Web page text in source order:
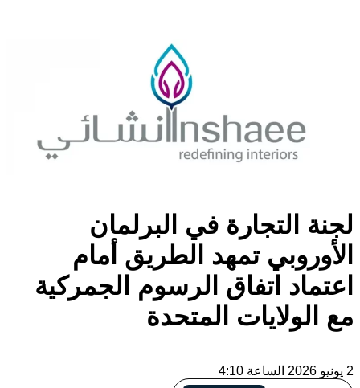
لجنة التجارة في البرلمان
الأوروبي تمهد الطريق أمام
اعتماد اتفاق الرسوم الجمركية
مع الولايات المتحدة
2 يونيو 2026 الساعة 4:10